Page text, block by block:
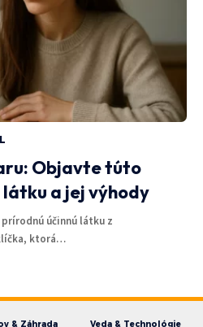
Objavte túto
látku a jej výhody
účinnú látku z
ktorá…
& Záhrada
Veda & Technológie